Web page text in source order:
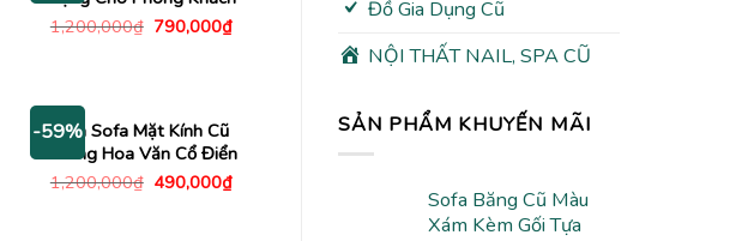
Đồ Gia Dụng Cũ
NỘI THẤT NAIL, SPA CŨ
SẢN PHẨM KHUYẾN MÃI
Sofa Băng Cũ Màu
Xám Kèm Gối Tựa
1,200,000₫ Giá
790,000₫Giá
-59%
Bàn Sofa Mặt Kính Cũ
Khung Hoa Văn Cổ Điển
1,200,000₫ Giá
490,000₫Giá